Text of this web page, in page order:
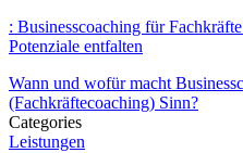
: Businesscoaching für
Potenziale entfalten
Wann und wofür macht
(Fachkräftecoaching) Sinn?
Categories
Leistungen